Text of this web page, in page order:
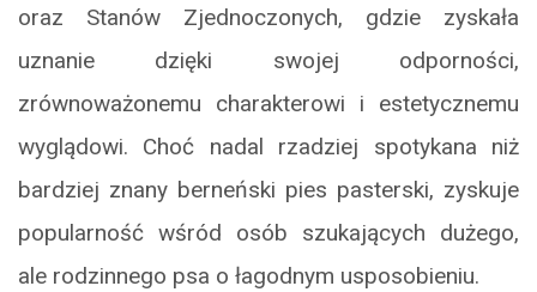
oraz Stanów Zjednoczonych, gdzie zyskała
uznanie dzięki swojej odporności,
zrównoważonemu charakterowi i estetycznemu
wyglądowi. Choć nadal rzadziej spotykana niż
bardziej znany berneński pies pasterski, zyskuje
popularność wśród osób szukających dużego,
ale rodzinnego psa o łagodnym usposobieniu.